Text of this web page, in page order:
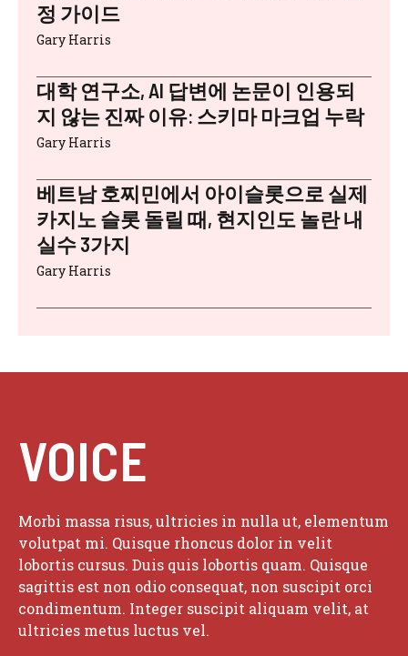
정 가이드
Gary Harris
대학 연구소, AI 답변에 논문이 인용되
지 않는 진짜 이유: 스키마 마크업 누락
Gary Harris
베트남 호찌민에서 아이슬롯으로 실제
카지노 슬롯 돌릴 때, 현지인도 놀란 내
실수 3가지
Gary Harris
VOICE
Morbi massa risus, ultricies in nulla ut, elementum
volutpat mi. Quisque rhoncus dolor in velit
lobortis cursus. Duis quis lobortis quam. Quisque
sagittis est non odio consequat, non suscipit orci
condimentum. Integer suscipit aliquam velit, at
ultricies metus luctus vel.